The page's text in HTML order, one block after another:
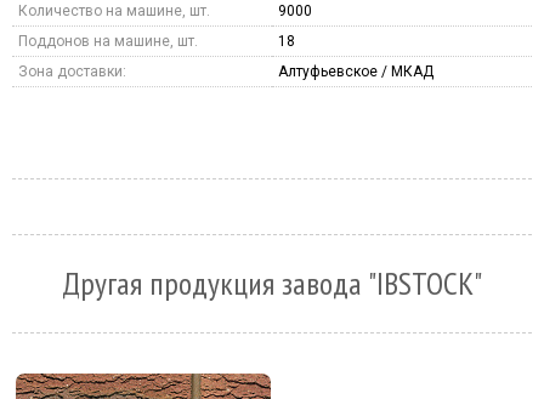
Количество на машине, шт.
9000
Поддонов на машине, шт.
18
Зона доставки:
Алтуфьевское / МКАД
Другая продукция завода "IBSTOCK"